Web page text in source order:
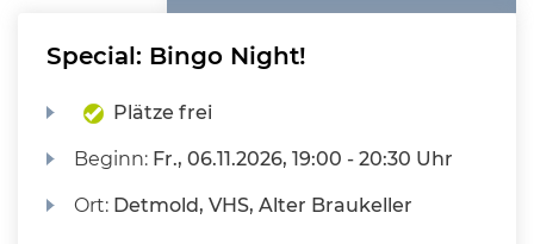
Special: Bingo Night!
Plätze frei
Beginn: Fr., 06.11.2026, 19:00 - 20:30 Uhr
Ort: Detmold, VHS, Alter Braukeller